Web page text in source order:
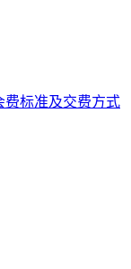
费标准及交费方式